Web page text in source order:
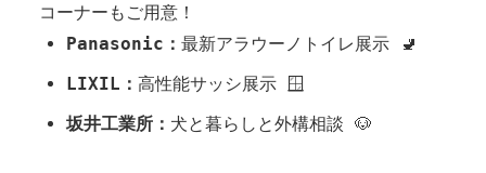
コーナーもご用意！
Panasonic： 最新アラウーノトイレ展示 🚽
LIXIL： 高性能サッシ展示 🪟
坂井工業所： 犬と暮らしと外構相談 🐶